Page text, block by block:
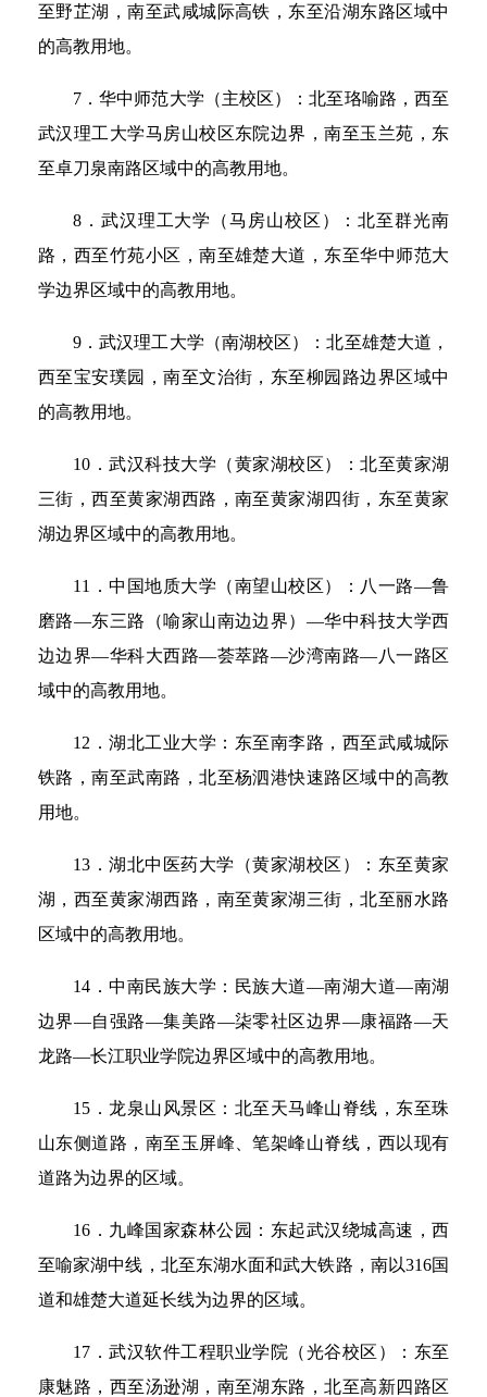
至野芷湖，南至武咸城际高铁，东至沿湖东路区域中
的高教用地。
7．华中师范大学（主校区）：北至珞喻路，西至
武汉理工大学马房山校区东院边界，南至玉兰苑，东
至卓刀泉南路区域中的高教用地。
8．武汉理工大学（马房山校区）：北至群光南
路，西至竹苑小区，南至雄楚大道，东至华中师范大
学边界区域中的高教用地。
9．武汉理工大学（南湖校区）：北至雄楚大道，
西至宝安璞园，南至文治街，东至柳园路边界区域中
的高教用地。
10．武汉科技大学（黄家湖校区）：北至黄家湖
三街，西至黄家湖西路，南至黄家湖四街，东至黄家
湖边界区域中的高教用地。
11．中国地质大学（南望山校区）：八一路—鲁
磨路—东三路（喻家山南边边界）—华中科技大学西
边边界—华科大西路—荟萃路—沙湾南路—八一路区
域中的高教用地。
12．湖北工业大学：东至南李路，西至武咸城际
铁路，南至武南路，北至杨泗港快速路区域中的高教
用地。
13．湖北中医药大学（黄家湖校区）：东至黄家
湖，西至黄家湖西路，南至黄家湖三街，北至丽水路
区域中的高教用地。
14．中南民族大学：民族大道—南湖大道—南湖
边界—自强路—集美路—柒零社区边界—康福路—天
龙路—长江职业学院边界区域中的高教用地。
15．龙泉山风景区：北至天马峰山脊线，东至珠
山东侧道路，南至玉屏峰、笔架峰山脊线，西以现有
道路为边界的区域。
16．九峰国家森林公园：东起武汉绕城高速，西
至喻家湖中线，北至东湖水面和武大铁路，南以316国
道和雄楚大道延长线为边界的区域。
17．武汉软件工程职业学院（光谷校区）：东至
康魅路，西至汤逊湖，南至湖东路，北至高新四路区